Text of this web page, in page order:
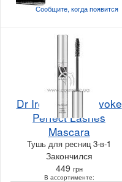
Сообщите, когдапоявится
Dr Irena Eris Provoke
Perfect Lashes
Mascara
Тушь для ресниц 3-в-1
Закончился
449 грн
В ассортименте: